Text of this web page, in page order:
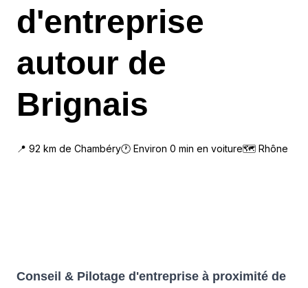
d'entreprise
autour de
Brignais
📍 92 km de Chambéry🕐 Environ 0 min en voiture🗺 Rhône
Conseil & Pilotage d'entreprise à proximité de